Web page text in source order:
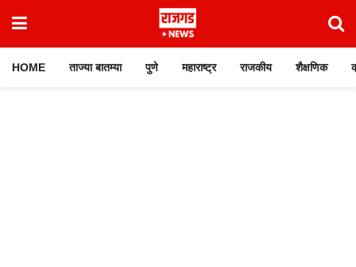
HOME ताज्या बातम्या पुणे महाराष्ट्र राजकीय शैक्षणिक